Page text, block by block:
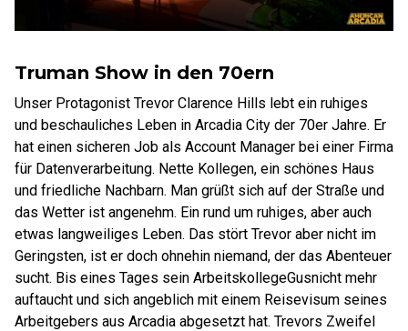
Truman Show in den 70ern
Unser Protagonist Trevor Clarence Hills lebt ein ruhiges
und beschauliches Leben in Arcadia City der 70er Jahre. Er
hat einen sicheren Job als Account Manager bei einer Firma
für Datenverarbeitung. Nette Kollegen, ein schönes Haus
und friedliche Nachbarn. Man grüßt sich auf der Straße und
das Wetter ist angenehm. Ein rund um ruhiges, aber auch
etwas langweiliges Leben. Das stört Trevor aber nicht im
Geringsten, ist er doch ohnehin niemand, der das Abenteuer
sucht. Bis eines Tages sein ArbeitskollegeGusnicht mehr
auftaucht und sich angeblich mit einem Reisevisum seines
Arbeitgebers aus Arcadia abgesetzt hat. Trevors Zweifel